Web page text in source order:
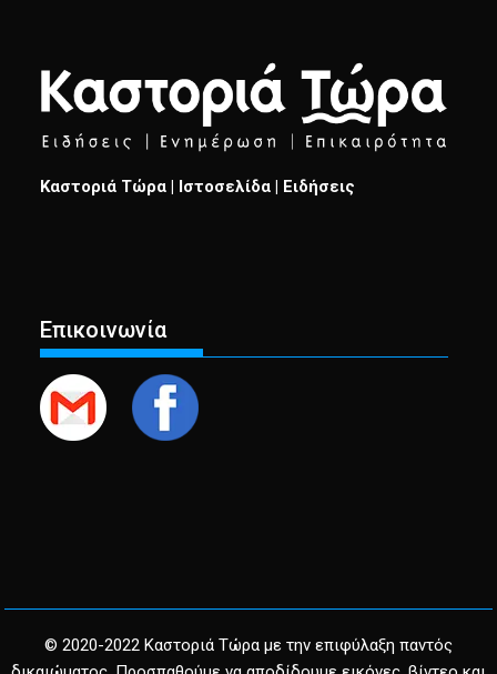
Καστοριά Τώρα | Ιστοσελίδα | Ειδήσεις
Επικοινωνία
© 2020-2022 Καστοριά Τώρα με την επιφύλαξη παντός